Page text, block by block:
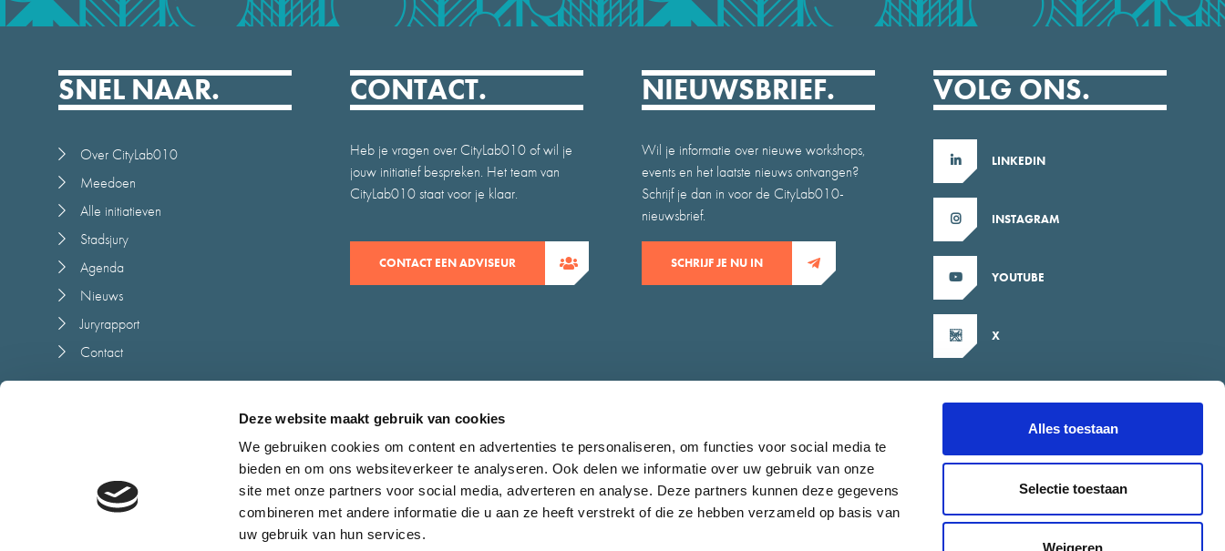
Deze website maakt gebruik van cookies
We gebruiken cookies om content en advertenties te personaliseren, om functies voor social media te
bieden en om ons websiteverkeer te analyseren. Ook delen we informatie over uw gebruik van onze
site met onze partners voor social media, adverteren en analyse. Deze partners kunnen deze gegevens
combineren met andere informatie die u aan ze heeft verstrekt of die ze hebben verzameld op basis van
uw gebruik van hun services.
Alles toestaan
Selectie toestaan
Weigeren
SNEL NAAR.
Over CityLab010
Meedoen
Alle initiatieven
Stadsjury
Agenda
Nieuws
Juryrapport
Contact
CONTACT.
Heb je vragen over CityLab010 of wil je
jouw initiatief bespreken. Het team van
CityLab010 staat voor je klaar.
CONTACT EEN ADVISEUR
NIEUWSBRIEF.
Wil je informatie over nieuwe workshops,
events en het laatste nieuws ontvangen?
Schrijf je dan in voor de CityLab010-
nieuwsbrief.
SCHRIJF JE NU IN
VOLG ONS.
LINKEDIN
INSTAGRAM
YOUTUBE
X
Cookieverklaring Toegankelijkheid Algemene voorwaarden Disclaimer Zoeken